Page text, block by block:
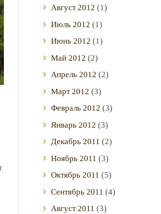
Август2012 (1)
Июль 2012 (1)
Июнь 2012 (1)
Май 2012 (2)
Апрель 2012 (2)
Март2012 (3)
Февраль 2012 (3)
Январь 2012 (3)
Декабрь 2011 (2)
Ноябрь 2011 (3)
Октябрь 2011 (5)
Сентябрь 2011 (4)
Август2011 (3)